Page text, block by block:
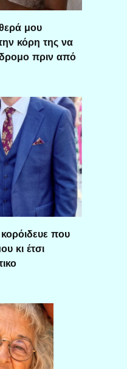
μου
κόρη της να
πριν από
που
κι έτσι